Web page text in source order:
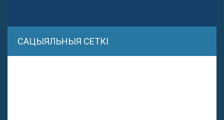
САЦЫЯЛЬНЫЯ СЕТКІ